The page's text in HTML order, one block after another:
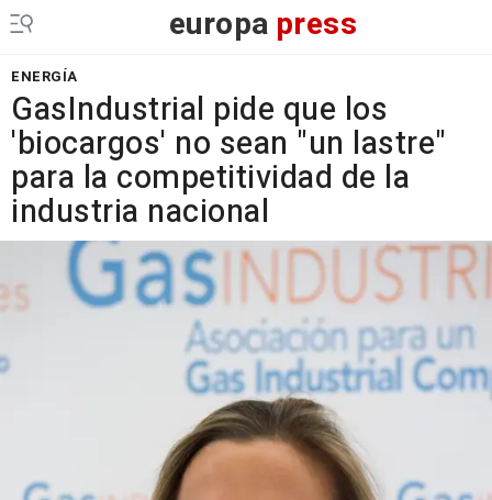
europa press
ENERGÍA
GasIndustrial pide que los
'biocargos' no sean "un lastre"
para la competitividad de la
industria nacional